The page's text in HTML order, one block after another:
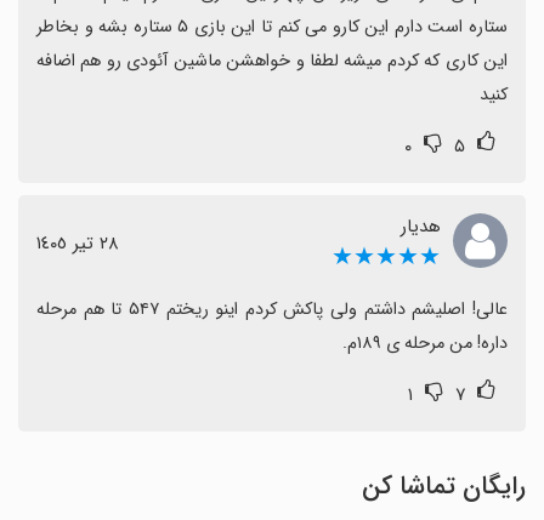
کنید
۵ ۰
هدیار
★★★★★ ٢٨ تیر ١٤٠٥
داره! من مرحله ی ۱۸۹م.
۷ ۱
رایگان تماشا کن